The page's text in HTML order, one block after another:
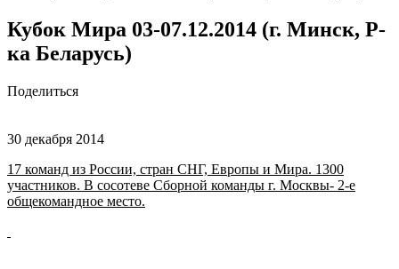
Кубок Мира 03-07.12.2014 (г. Минск, Р-
ка Беларусь)
Поделиться
30 декабря 2014
17 команд из России, стран СНГ, Европы и Мира. 1300
участников. В сосотеве Сборной команды г. Москвы- 2-е
общекомандное место.